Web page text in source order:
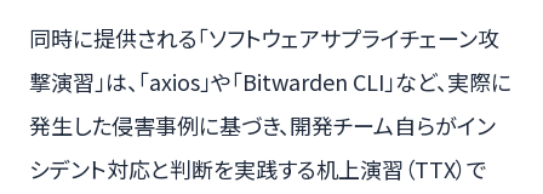
同時に提供される「ソフトウェアサプライチェーン攻
撃演習」は、「axios」や「Bitwarden CLI」など、実際に
発生した侵害事例に基づき、開発チーム自らがイン
シデント対応と判断を実践する机上演習（TTX）で